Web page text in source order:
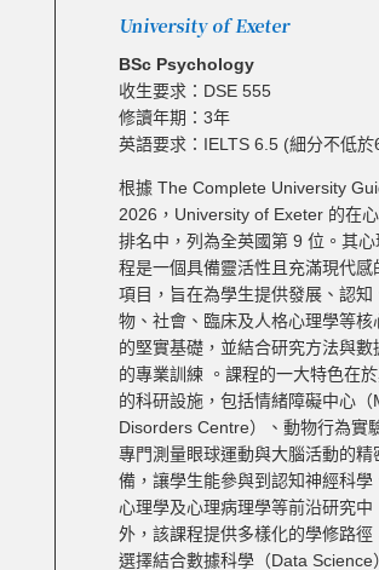
University of Exeter
BSc Psychology
收生要求：DSE 555
修讀年期：3年
英語要求：IELTS 6.5 (細分不低於
根據 The Complete University
2026，University of Exeter 的在
排名中，列為全英國第 9 位。其
程是一個具備靈活性且充滿現代感
項目，旨在為學生提供發展、認知
物、社會、臨床及人格心理學等核
的堅實基礎，並結合研究方法與數
的專業訓練 。課程的一大特色在
的科研設施，包括情緒障礙中心（
Disorders Centre）、動物行為實
專門測量眼球運動與大腦活動的精
備，讓學生能參與到認知神經科學
心理學及心理病理學等前沿研究中
外，該課程提供多樣化的學修路徑
選擇結合數據科學（Data Science